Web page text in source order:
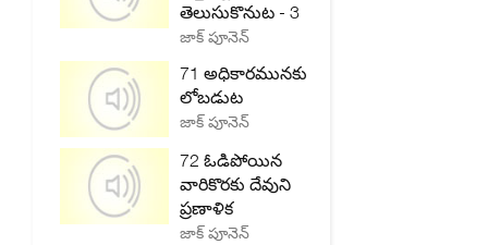
తెలుసుకొనుట - 3
జాక్ పూనెన్
71 అధికారమునకు
లోబడుట
జాక్ పూనెన్
72 ఓడిపోయిన
వారికొరకు దేవుని
ప్రణాళిక
జాక్ పూనెన్